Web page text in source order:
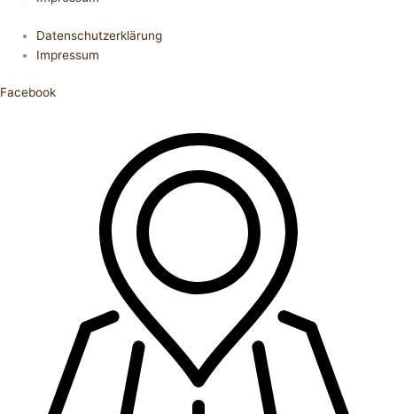
Datenschutzerklärung
Impressum
Facebook